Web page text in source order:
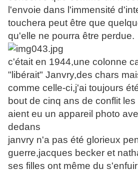
l'envoie dans l'immensité
touchera peut être que
qu'elle ne pourra être perdue.
c'était en 1944,une colonne
"libérait" Janvry,des chars
comme celle-ci,j'ai toujours
bout de cinq ans de conflit
aient eu un appareil photo
dedans
janvry n'a pas été glorieux
guerre,jacques becker et
ses filles ont même du